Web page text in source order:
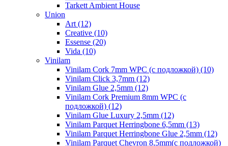
Tarkett Ambient House
Union
Art (12)
Creative (10)
Essense (20)
Vida (10)
Vinilam
Vinilam Cork 7mm WPC (с подложкой) (10)
Vinilam Click 3,7mm (12)
Vinilam Glue 2,5mm (12)
Vinilam Cork Premium 8mm WPC (с
подложкой) (12)
Vinilam Glue Luxury 2,5mm (12)
Vinilam Parquet Herringbone 6,5mm (13)
Vinilam Parquet Herringbone Glue 2,5mm (12)
Vinilam Parquet Chevron 8,5mm(с подложкой)